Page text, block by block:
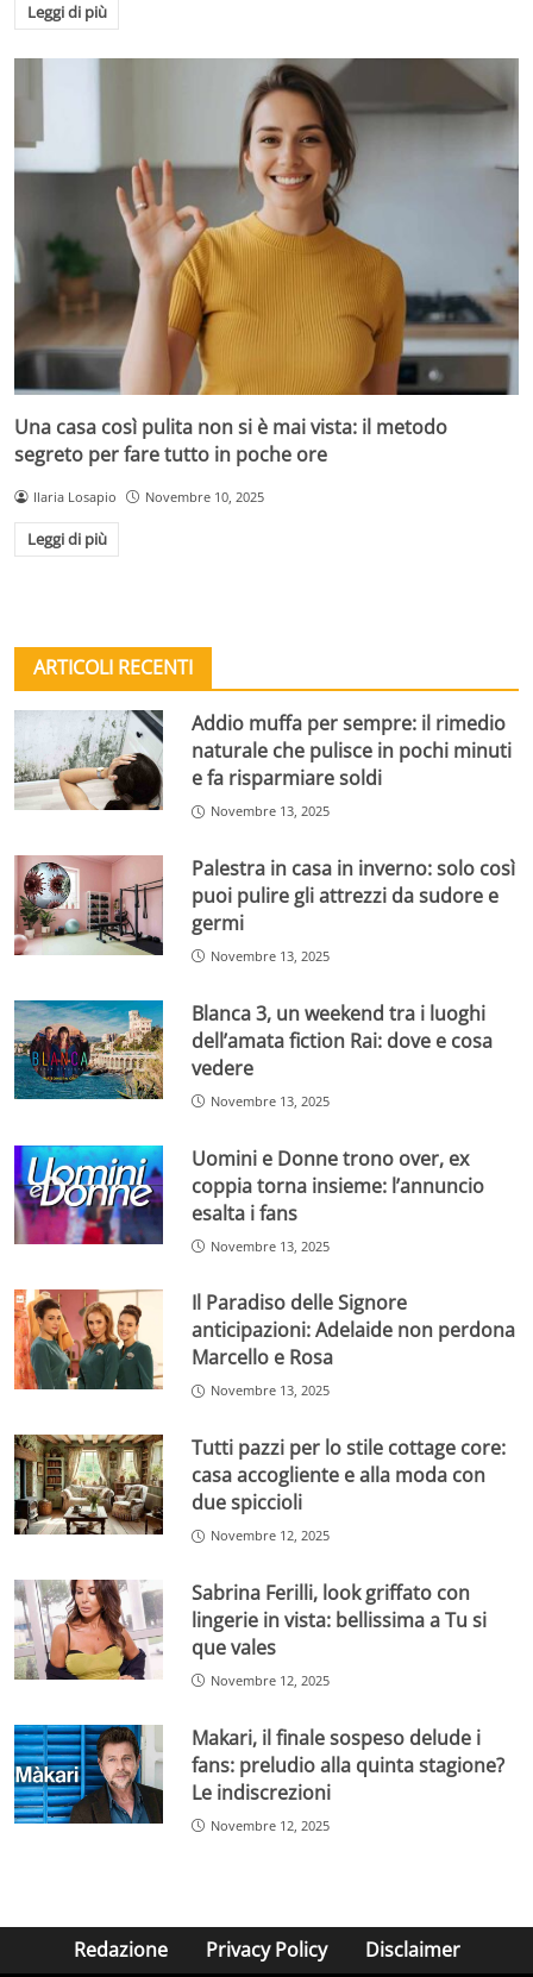
Leggi di più
Una casa così pulita non si è mai vista: il metodo
segreto per fare tutto in poche ore
Ilaria Losapio Novembre 10, 2025
Leggi di più
ARTICOLI RECENTI
Addio muffa per sempre: il rimedio
naturale che pulisce in pochi minuti
e fa risparmiare soldi
Novembre 13, 2025
Palestra in casa in inverno: solo così
puoi pulire gli attrezzi da sudore e
germi
Novembre 13, 2025
Blanca 3, un weekend tra i luoghi
dell’amata fiction Rai: dove e cosa
vedere
Novembre 13, 2025
Uomini e Donne trono over, ex
coppia torna insieme: l’annuncio
esalta i fans
Novembre 13, 2025
Il Paradiso delle Signore
anticipazioni: Adelaide non perdona
Marcello e Rosa
Novembre 13, 2025
Tutti pazzi per lo stile cottage core:
casa accogliente e alla moda con
due spiccioli
Novembre 12, 2025
Sabrina Ferilli, look griffato con
lingerie in vista: bellissima a Tu si
que vales
Novembre 12, 2025
Makari, il finale sospeso delude i
fans: preludio alla quinta stagione?
Le indiscrezioni
Novembre 12, 2025
Redazione Privacy Policy Disclaimer